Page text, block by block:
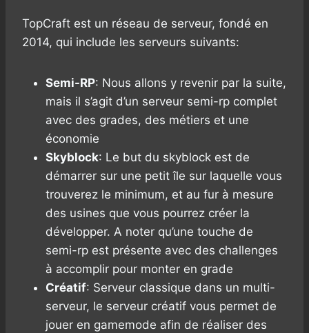
TopCraft est un réseau de serveur, fondé en
2014, qui include les serveurs suivants:
Semi-RP: Nous allons y revenir par la suite,
mais il s’agit d’un serveur semi-rp complet
avec des grades, des métiers et une
économie
Skyblock: Le but du skyblock est de
démarrer sur une petit île sur laquelle vous
trouverez le minimum, et au fur à mesure
des usines que vous pourrez créer la
développer. A noter qu’une touche de
semi-rp est présente avec des challenges
à accomplir pour monter en grade
Créatif: Serveur classique dans un multi-
serveur, le serveur créatif vous permet de
jouer en gamemode afin de réaliser des